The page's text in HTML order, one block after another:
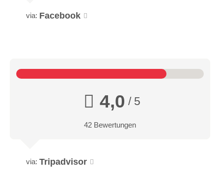
via: Facebook
4,0 / 5
42 Bewertungen
via: Tripadvisor